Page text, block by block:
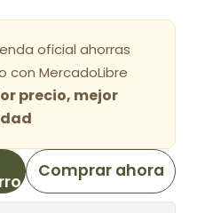
oficial ahorras
con MercadoLibre
precio, mejor
Comprar ahora